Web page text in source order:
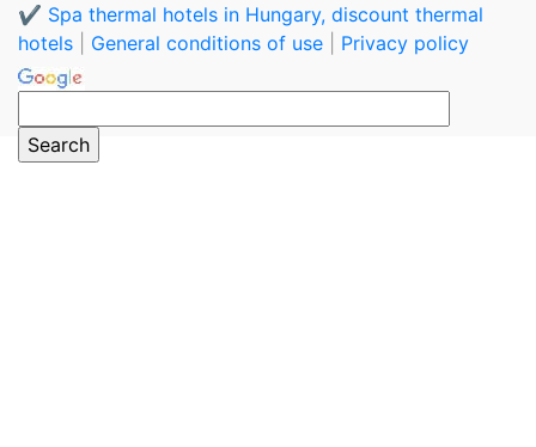
✔️ Spa thermal hotels in Hungary, discount thermal
hotels
General conditions of use Privacy policy